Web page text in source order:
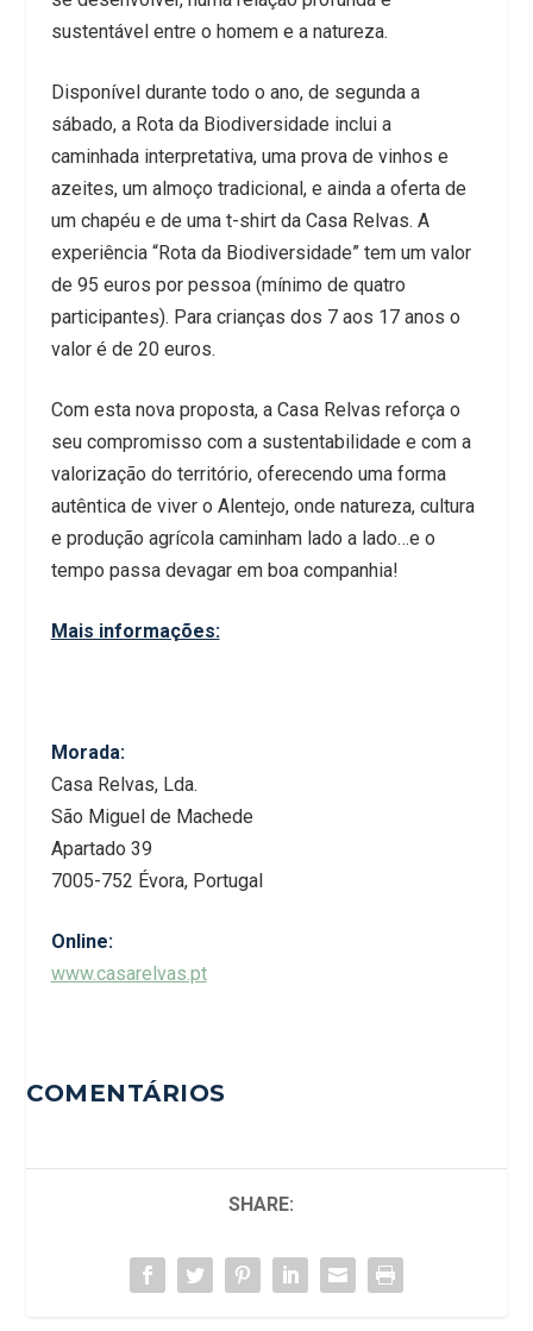
sustentável entre o homem e a natureza.
Disponível durante todo o ano, de segunda a
sábado, a Rota da Biodiversidade inclui a
caminhada interpretativa, uma prova de vinhos e
azeites, um almoço tradicional, e ainda a oferta de
um chapéu e de uma t-shirt da Casa Relvas. A
experiência “Rota da Biodiversidade” tem um valor
de 95 euros por pessoa (mínimo de quatro
participantes). Para crianças dos 7 aos 17 anos o
valor é de 20 euros.
Com esta nova proposta, a Casa Relvas reforça o
seu compromisso com a sustentabilidade e com a
valorização do território, oferecendo uma forma
autêntica de viver o Alentejo, onde natureza, cultura
e produção agrícola caminham lado a lado…e o
tempo passa devagar em boa companhia!
Mais informações:
Morada:
Casa Relvas, Lda.
São Miguel de Machede
Apartado 39
7005-752 Évora, Portugal
Online:
www.casarelvas.pt
COMENTÁRIOS
SHARE: